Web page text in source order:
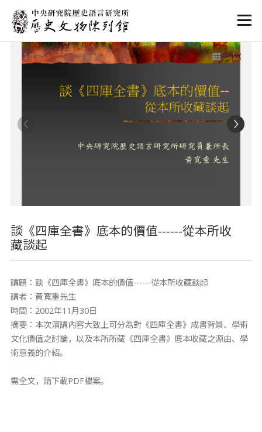
:::
:::
1/ 2
談《四庫全書》底本的價值------從本所收
藏談起
講題：談《四庫全書》底本的價值------從本所收藏談起
講者：黃寬重先生
時間：2002年11月30日
摘要：本次演講內容大致上可分為對《四庫全書》成書背景、學術
文化價值之討論，以及本所所藏《四庫全書》底本收藏之源由、學
術意義的介紹。
需全文，請下載PDF檔案。